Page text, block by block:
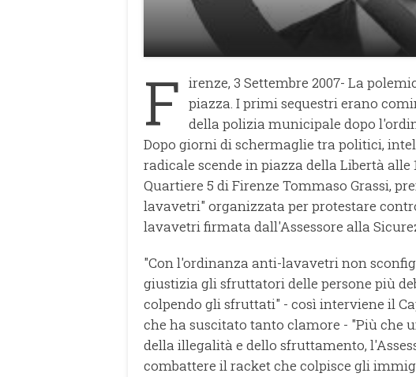
F irenze, 3 Settembre 2007- La
piazza. I primi sequestri erano
della polizia municipale dopo
Dopo giorni di schermaglie tra politici,
radicale scende in piazza della Libertà alle
Quartiere 5 di Firenze Tommaso Grassi,
lavavetri" organizzata per protestare
lavavetri firmata dall'Assessore alla
"Con l'ordinanza anti-lavavetri non
giustizia gli sfruttatori delle persone più
colpendo gli sfruttati" - così interviene il
che ha suscitato tanto clamore - "Più che
della illegalità e dello sfruttamento,
combattere il racket che colpisce gli